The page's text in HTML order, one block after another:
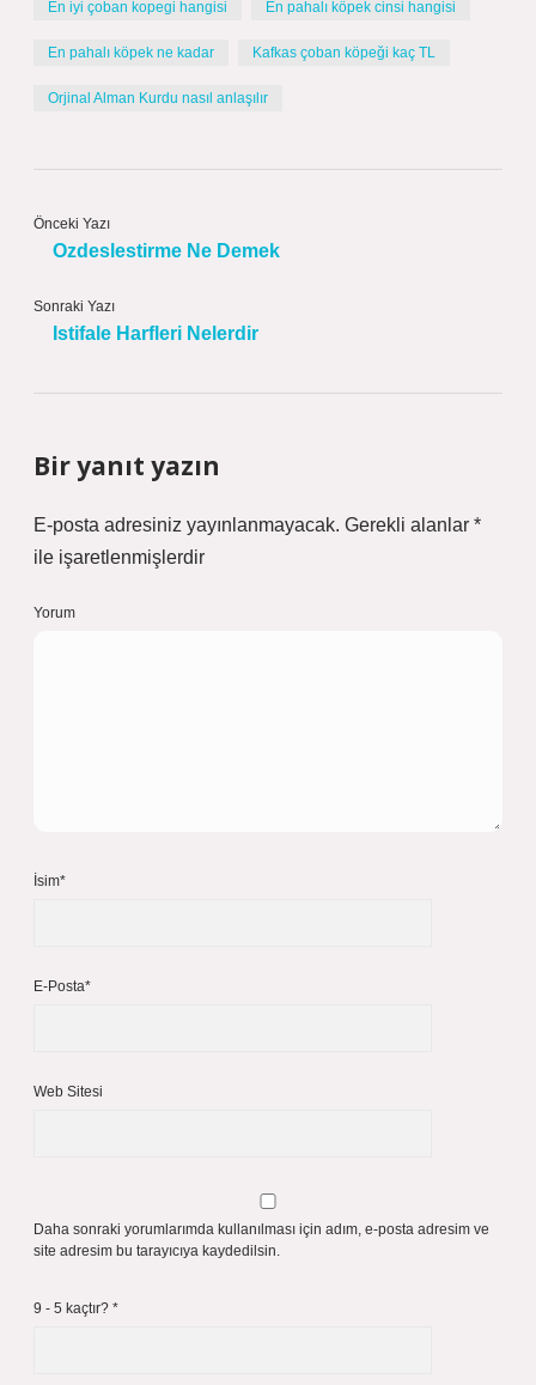
En iyi çoban kopegi hangisi En pahalı köpek cinsi hangisi
En pahalı köpek ne kadar Kafkas çoban köpeği kaç TL
Orjinal Alman Kurdu nasıl anlaşılır
Önceki Yazı
Ozdeslestirme Ne Demek
Sonraki Yazı
Istifale Harfleri Nelerdir
Bir yanıt yazın
E-posta adresiniz yayınlanmayacak. Gerekli alanlar *
ile işaretlenmişlerdir
Yorum
İsim*
E-Posta*
Web Sitesi
Daha sonraki yorumlarımda kullanılması için adım, e-posta adresim ve
site adresim bu tarayıcıya kaydedilsin.
9 - 5 kaçtır? *